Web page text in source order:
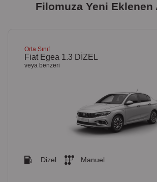
Filomuza Yeni Eklenen
Orta Sınıf
Fiat Egea 1.3 DİZEL
veya benzeri
Dizel Manuel